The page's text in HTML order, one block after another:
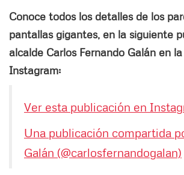
Conoce todos los detalles de los
pantallas gigantes, en la siguiente
alcalde Carlos Fernando Galán en
Instagram:
Ver esta publicación en
Una publicación compartida
Galán (@carlosfernandogalan)